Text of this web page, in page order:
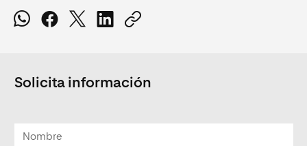
Solicita información